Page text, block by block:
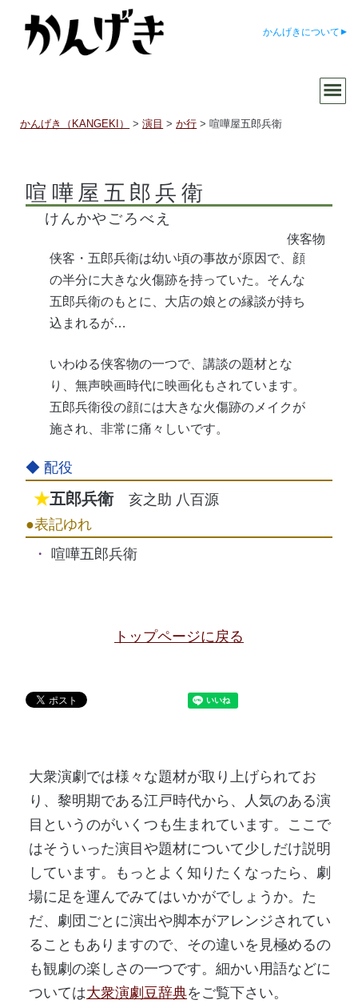
かんげきについて
かんげき（KANGEKI） >演目 >か行 >喧嘩屋五郎兵衛
喧嘩屋五郎兵衛
けんかやごろべえ
侠客物
侠客・五郎兵衛は幼い頃の事故が原因で、顔
の半分に大きな火傷跡を持っていた。そんな
五郎兵衛のもとに、大店の娘との縁談が持ち
込まれるが…
いわゆる侠客物の一つで、講談の題材とな
り、無声映画時代に映画化もされています。
五郎兵衛役の顔には大きな火傷跡のメイクが
施され、非常に痛々しいです。
五郎兵衛 亥之助 八百源
喧嘩五郎兵衛
トップページに戻る
大衆演劇では様々な題材が取り上げられてお
り、黎明期である江戸時代から、人気のある演
目というのがいくつも生まれています。ここで
はそういった演目や題材について少しだけ説明
しています。もっとよく知りたくなったら、劇
場に足を運んでみてはいかがでしょうか。た
だ、劇団ごとに演出や脚本がアレンジされてい
ることもありますので、その違いを見極めるの
も観劇の楽しさの一つです。細かい用語などに
ついては大衆演劇豆辞典をご覧下さい。